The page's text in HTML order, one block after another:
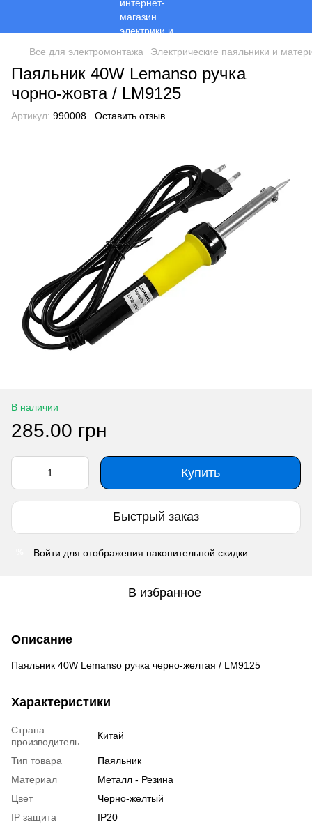
Все для электромонтажа Электрические паяльники и
Паяльник 40W Lemanso ручка
чорно-жовта / LM9125
Артикул: 990008 Оставить отзыв
В наличии
285.00 грн
Купить
Быстрый заказ
Войти для отображения накопительной скидки
В избранное
Описание
Паяльник 40W Lemanso ручка черно-желтая / LM9125
Характеристики
Страна
производитель
Китай
Тип товара
Паяльник
Материал
Металл - Резина
Цвет
Черно-желтый
IP защита
IP20